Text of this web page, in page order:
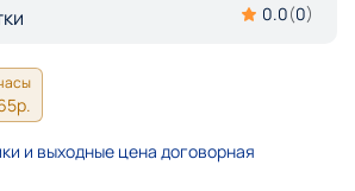
0.0(0)
р.
и выходные цена договорная